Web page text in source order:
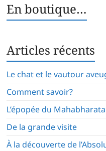
En boutique…
Articles récents
Le chat et le vautour
Comment savoir?
L’épopée du
De la grande visite
À la découverte de